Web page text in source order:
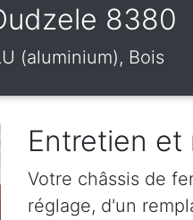
8380
(aluminium), Bois
Entretien et
Votre châssis de
réglage, d'un